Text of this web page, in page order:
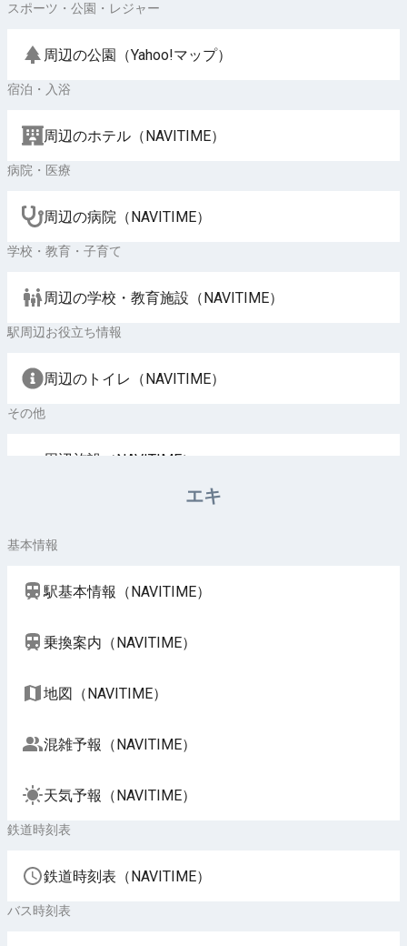
スポーツ・公園・レジャー
周辺の公園（Yahoo!マップ）
宿泊・入浴
周辺のホテル（NAVITIME）
病院・医療
周辺の病院（NAVITIME）
学校・教育・子育て
周辺の学校・教育施設（NAVITIME）
駅周辺お役立ち情報
周辺のトイレ（NAVITIME）
その他
周辺施設（NAVITIME）
エキ
基本情報
駅基本情報（NAVITIME）
乗換案内（NAVITIME）
地図（NAVITIME）
混雑予報（NAVITIME）
天気予報（NAVITIME）
鉄道時刻表
鉄道時刻表（NAVITIME）
バス時刻表